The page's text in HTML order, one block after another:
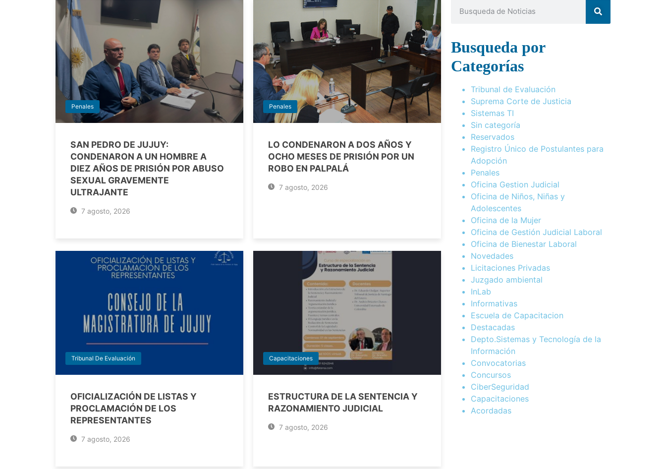
Penales
SAN PEDRO DE JUJUY:
CONDENARON A UN HOMBRE A
DIEZ AÑOS DE PRISIÓN POR ABUSO
SEXUAL GRAVEMENTE
ULTRAJANTE
7 agosto, 2026
Penales
LO CONDENARON A DOS AÑOS Y
OCHO MESES DE PRISIÓN POR UN
ROBO EN PALPALÁ
7 agosto, 2026
Tribunal De Evaluación
OFICIALIZACIÓN DE LISTAS Y
PROCLAMACIÓN DE LOS
REPRESENTANTES
7 agosto, 2026
Capacitaciones
ESTRUCTURA DE LA SENTENCIA Y
RAZONAMIENTO JUDICIAL
7 agosto, 2026
Busqueda por
Categorías
Tribunal de Evaluación
Suprema Corte de Justicia
Sistemas TI
Sin categoría
Reservados
Registro Único de Postulantes para
Adopción
Penales
Oficina Gestion Judicial
Oficina de Niños, Niñas y
Adolescentes
Oficina de la Mujer
Oficina de Gestión Judicial Laboral
Oficina de Bienestar Laboral
Novedades
Licitaciones Privadas
Juzgado ambiental
InLab
Informativas
Escuela de Capacitacion
Destacadas
Depto.Sistemas y Tecnología de la
Información
Convocatorias
Concursos
CiberSeguridad
Capacitaciones
Acordadas